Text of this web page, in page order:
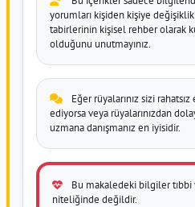
yorumları kişiden kişiye
tabirlerinin kişisel rehber olarak
olduğunu unutmayınız.
Eğer rüyalarınız sizi
ediyorsa veya rüyalarınızdan
uzmana danışmanız en iyisidir.
Bu makaledeki bilgiler
niteliğinde değildir.